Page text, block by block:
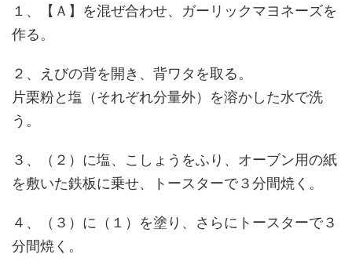
１、【Ａ】を混ぜ合わせ、ガーリックマヨネーズを
作る。
２、えびの背を開き、背ワタを取る。
片栗粉と塩（それぞれ分量外）を溶かした水で洗
う。
３、（２）に塩、こしょうをふり、オーブン用の紙
を敷いた鉄板に乗せ、トースターで３分間焼く。
４、（３）に（１）を塗り、さらにトースターで３
分間焼く。